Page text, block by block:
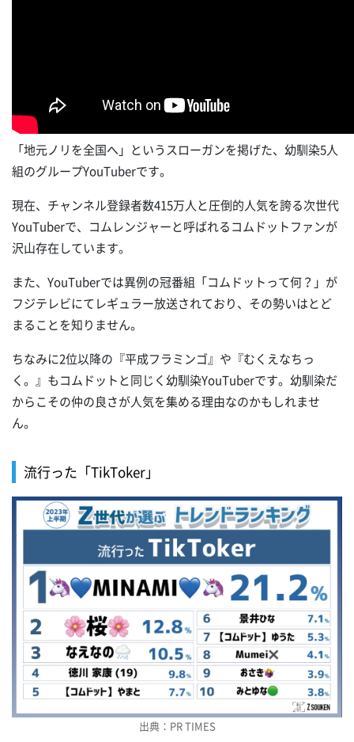
「地元ノリを全国へ」というスローガンを掲げた、幼馴染5人
組のグループYouTuberです。
現在、チャンネル登録者数415万人と圧倒的人気を誇る次世代
YouTuberで、コムレンジャーと呼ばれるコムドットファンが
沢山存在しています。
また、YouTuberでは異例の冠番組「コムドットって何？」が
フジテレビにてレギュラー放送されており、その勢いはとど
まることを知りません。
ちなみに2位以降の『平成フラミンゴ』や『むくえなちっ
く。』もコムドットと同じく幼馴染YouTuberです。幼馴染だ
からこその仲の良さが人気を集める理由なのかもしれませ
ん。
流行った「TikToker」
出典：PR TIMES